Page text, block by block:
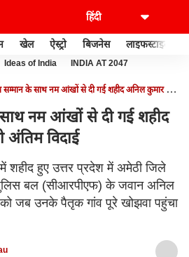
खेल ऐस्ट्रो बिजनेस लाइफस्टाइल
Ideas of India INDIA AT 2047
सम्मान के साथ नम आंखों से दी गई शहीद अनिल कुमार मौर्य
नम आंखों से दी गई शहीद
अंतिम विदाई
शहीद हुए उत्तर प्रदेश में अमेठी जिले
पुलिस बल (सीआरपीएफ) के जवान अनिल
को जब उनके पैतृक गांव पूरे खोझवा पहुंचा